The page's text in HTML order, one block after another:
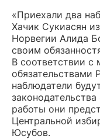
«Приехали два
Хачик Сукиасян
Норвегии Алида
своим
В соответствии
обязательствами
наблюдатели
работы они
Центральной
Юсубов.